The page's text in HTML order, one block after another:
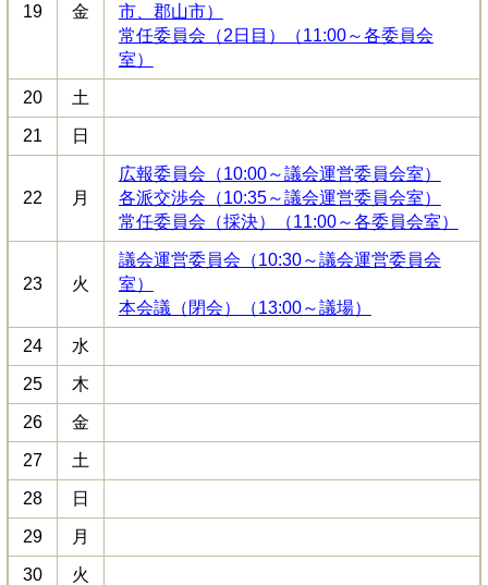
19 金
市、郡山市）
常任委員会（2日目）（11:00～各委員会
室）
20 土
21 日
22 月
広報委員会（10:00～議会運営委員会室）
各派交渉会（10:35～議会運営委員会室）
常任委員会（採決）（11:00～各委員会室）
23 火
議会運営委員会（10:30～議会運営委員会
室）
本会議（閉会）（13:00～議場）
24 水
25 木
26 金
27 土
28 日
29 月
30 火